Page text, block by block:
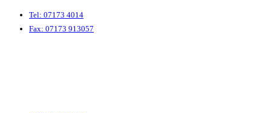
Zum
Inhalt
Tel: 07173 4014
Fax: 07173 913057